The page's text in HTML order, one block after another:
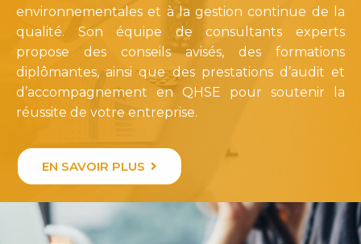
environnementales et à la gestion continue de la
qualité. Son équipe de consultants experts
propose des conseils avisés, des formations
diplômantes, ainsi que des prestations d’audit et
d’accompagnement en QHSE pour soutenir la
réussite de votre entreprise.
EN SAVOIR PLUS